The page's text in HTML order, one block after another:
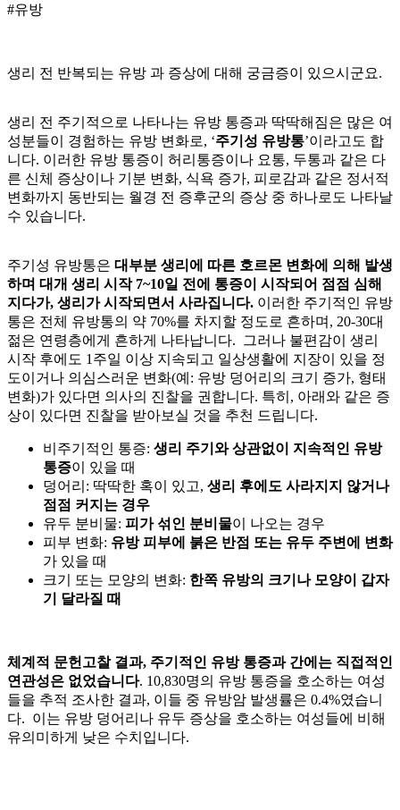
#유방
생리 전 반복되는 유방 과 증상에 대해 궁금증이 있으시군요.
생리 전 주기적으로 나타나는 유방 통증과 딱딱해짐은 많은 여
성분들이 경험하는 유방 변화로, ‘주기성 유방통’이라고도 합
니다. 이러한 유방 통증이 허리통증이나 요통, 두통과 같은 다
른 신체 증상이나 기분 변화, 식욕 증가, 피로감과 같은 정서적
변화까지 동반되는 월경 전 증후군의 증상 중 하나로도 나타날
수 있습니다.
주기성 유방통은 대부분 생리에 따른 호르몬 변화에 의해 발생
하며 대개 생리 시작 7~10일 전에 통증이 시작되어 점점 심해
지다가, 생리가 시작되면서 사라집니다. 이러한 주기적인 유방
통은 전체 유방통의 약 70%를 차지할 정도로 흔하며, 20-30대
젊은 연령층에게 흔하게 나타납니다. 그러나 불편감이 생리
시작 후에도 1주일 이상 지속되고 일상생활에 지장이 있을 정
도이거나 의심스러운 변화(예: 유방 덩어리의 크기 증가, 형태
변화)가 있다면 의사의 진찰을 권합니다. 특히, 아래와 같은 증
상이 있다면 진찰을 받아보실 것을 추천 드립니다.
비주기적인 통증: 생리 주기와 상관없이 지속적인 유방
통증이 있을 때
덩어리: 딱딱한 혹이 있고, 생리 후에도 사라지지 않거나
점점 커지는 경우
유두 분비물: 피가 섞인 분비물이 나오는 경우
피부 변화: 유방 피부에 붉은 반점 또는 유두 주변에 변화
가 있을 때
크기 또는 모양의 변화: 한쪽 유방의 크기나 모양이 갑자
기 달라질 때
체계적 문헌고찰 결과, 주기적인 유방 통증과 간에는 직접적인
연관성은 없었습니다. 10,830명의 유방 통증을 호소하는 여성
들을 추적 조사한 결과, 이들 중 유방암 발생률은 0.4%였습니
다. 이는 유방 덩어리나 유두 증상을 호소하는 여성들에 비해
유의미하게 낮은 수치입니다.